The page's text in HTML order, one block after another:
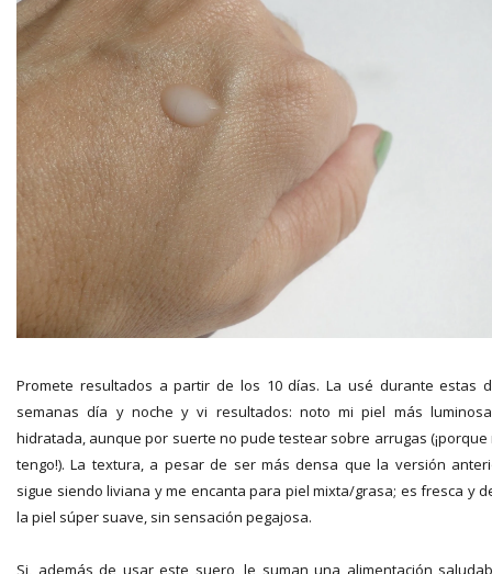
Promete resultados a partir de los 10 días. La usé durante estas
semanas día y noche y vi resultados: noto mi piel más
hidratada, aunque por suerte no pude testear sobre arrugas (¡porque
tengo!). La textura, a pesar de ser más densa que la versión
sigue siendo liviana y me encanta para piel mixta/grasa; es fresca y
la piel súper suave, sin sensación pegajosa.
Si, además de usar este suero, le suman una alimentación